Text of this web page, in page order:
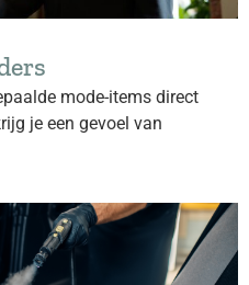
mode-items direct
je een gevoel van